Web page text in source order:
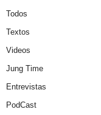
Todos
Textos
Videos
Jung Time
Entrevistas
PodCast